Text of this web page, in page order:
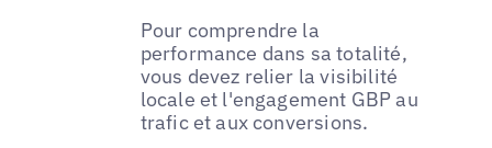
Pour comprendre la
performance dans sa totalité,
vous devez relier la visibilité
locale et l'engagement GBP au
trafic et aux conversions.